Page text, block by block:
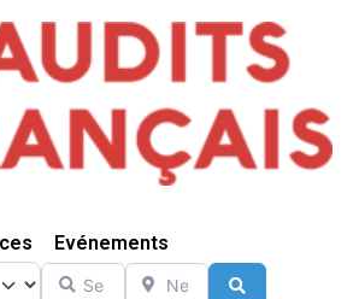
Evénements
Search forNear